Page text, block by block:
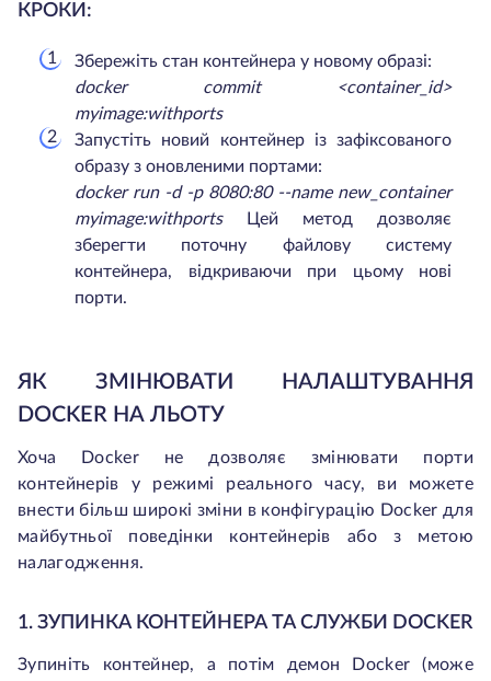
КРОКИ:
Збережіть стан контейнера у новому образі:
docker commit <container_id>
myimage:withports
Запустіть новий контейнер із зафіксованого
образу з оновленими портами:
docker run -d -p 8080:80 --name new_container
myimage:withports
Цей метод дозволяє
зберегти поточну файлову систему
контейнера, відкриваючи при цьому нові
порти.
ЯК ЗМІНЮВАТИ НАЛАШТУВАННЯ
DOCKER НА ЛЬОТУ
Хоча Docker не дозволяє змінювати порти
контейнерів у режимі реального часу, ви можете
внести більш широкі зміни в конфігурацію Docker для
майбутньої поведінки контейнерів або з метою
налагодження.
1. ЗУПИНКА КОНТЕЙНЕРА ТА СЛУЖБИ DOCKER
Зупиніть контейнер, а потім демон Docker (може